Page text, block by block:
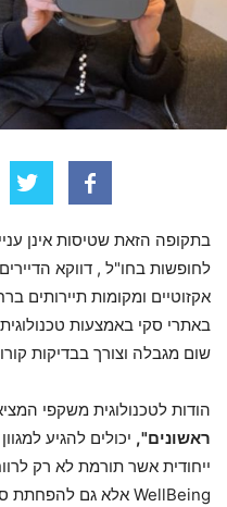
בתקופה הזאת שטיסות אינן
לחופשות בחו"ל , דווקא
אקזוטיים ומקומות תיירותים
שום מגבלה וצורך בבדיקות
הודות לטכנולוגית משקפי
ראשונים", יכולים להגיע
ייחודית אשר תורמת לא רק
WellBeing אלא גם להפחתת סטרס ולחץ דם על פי מחקרים.